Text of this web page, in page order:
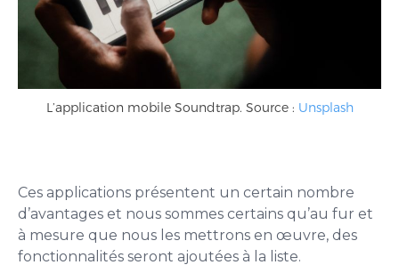
L’application mobile Soundtrap. Source : Unsplash
Ces applications présentent un certain nombre
d’avantages et nous sommes certains qu’au fur et
à mesure que nous les mettrons en œuvre, des
fonctionnalités seront ajoutées à la liste.